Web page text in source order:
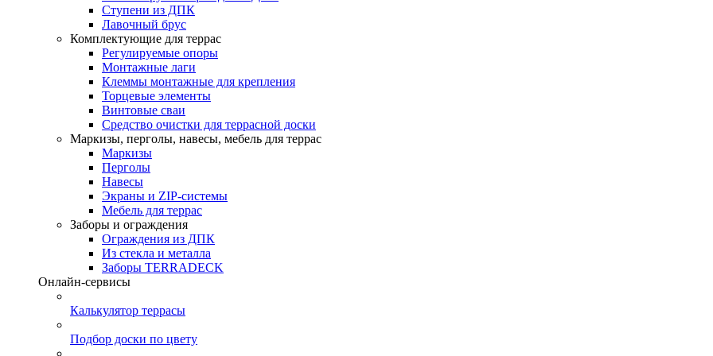
Ступени из ДПК
Лавочный брус
Комплектующие для террас
Регулируемые опоры
Монтажные лаги
Клеммы монтажные для крепления
Торцевые элементы
Винтовые сваи
Средство очистки для террасной доски
Маркизы, перголы, навесы, мебель для террас
Маркизы
Перголы
Навесы
Экраны и ZIP-системы
Мебель для террас
Заборы и ограждения
Ограждения из ДПК
Из стекла и металла
Заборы TERRADECK
Онлайн-сервисы
Калькулятор террасы
Подбор доски по цвету